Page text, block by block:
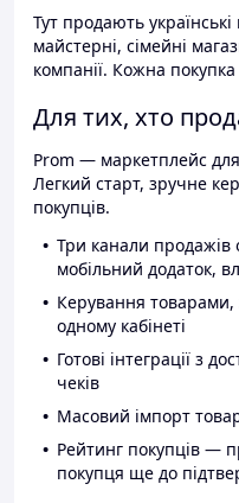
Тут продають
майстерні, сімейні
компанії. Кожна покупка
Для тих, хто
Prom — маркетплейс
Легкий старт, зручне
покупців.
Три канали продажів
мобільний додаток,
Керування
одному кабінеті
Готові інтеграції з
чеків
Масовий імпорт
Рейтинг покупців —
покупця ще до